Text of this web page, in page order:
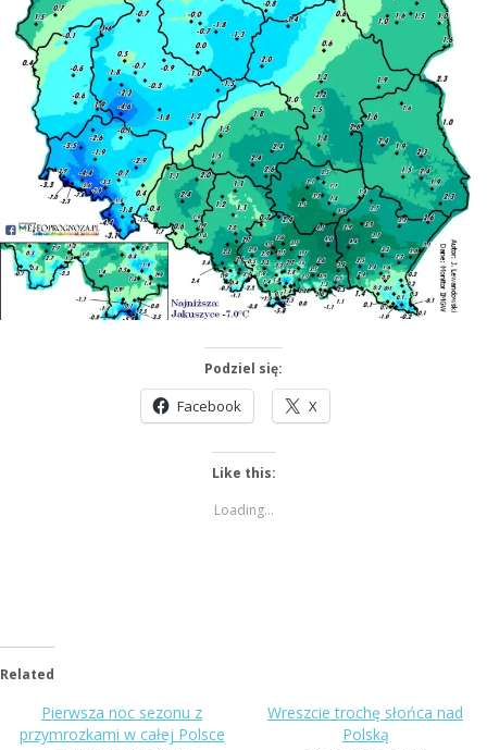
Podziel się:
Facebook X
Like this:
Loading...
Related
Pierwsza noc sezonu z
przymrozkami w całej Polsce
Wreszcie trochę słońca nad
Polską